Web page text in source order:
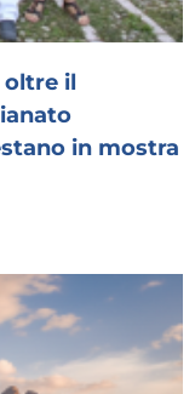
oltre il
in mostra